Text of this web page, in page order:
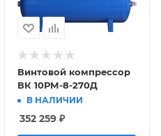
Винтовой компрессор
ВК 10РМ-8-270Д
В НАЛИЧИИ
352 259 ₽